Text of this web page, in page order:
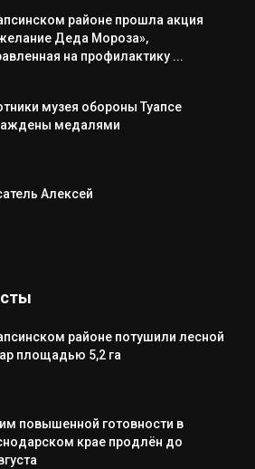
районе прошла акция
Деда Мороза»,
на профилактику ...
музея обороны Туапсе
медалями
Алексей
районе потушили лесной
площадью 5,2 га
повышенной готовности в
крае продлён до